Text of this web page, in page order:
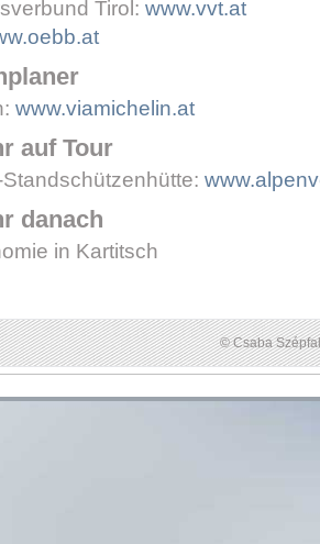
Tirol: www.vvt.at
www.viamichelin.at
auf Tour
danach
in Kartitsch
© Csaba